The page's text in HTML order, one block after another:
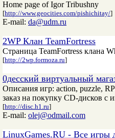
Home page of Igor Tribushny
[http://www.geocities.com/pishichitay/]
E-mail: da@udm.ru
2WP Клан TeamFortress
Страница TeamFortress клана
[http://2wp.formoza.ru]
0десский виртуальный
Описания игр: action, puzzle,
заказ на покупку CD-дисков с
[http://disc.h1.ru]
E-mail: olej@odmail.com
LinuxGames.RU - Все игры